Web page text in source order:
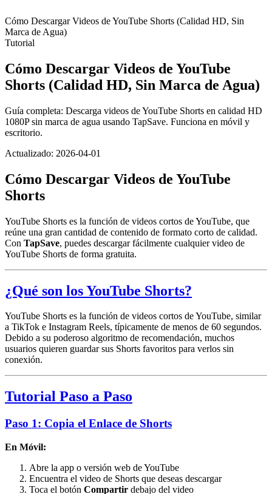
Cómo Descargar Videos de YouTube Shorts (Calidad HD, Sin
Marca de Agua)
Tutorial
Cómo Descargar Videos de YouTube
Shorts (Calidad HD, Sin Marca de Agua)
Guía completa: Descarga videos de YouTube Shorts en calidad HD
1080P sin marca de agua usando TapSave. Funciona en móvil y
escritorio.
Actualizado: 2026-04-01
Cómo Descargar Videos de YouTube
Shorts
YouTube Shorts es la función de videos cortos de YouTube, que
reúne una gran cantidad de contenido de formato corto de calidad.
Con TapSave, puedes descargar fácilmente cualquier video de
YouTube Shorts de forma gratuita.
¿Qué son los YouTube Shorts?
YouTube Shorts es la función de videos cortos de YouTube, similar
a TikTok e Instagram Reels, típicamente de menos de 60 segundos.
Debido a su poderoso algoritmo de recomendación, muchos
usuarios quieren guardar sus Shorts favoritos para verlos sin
conexión.
Tutorial Paso a Paso
Paso 1: Copia el Enlace de Shorts
En Móvil:
Abre la app o versión web de YouTube
Encuentra el video de Shorts que deseas descargar
Toca el botón Compartir debajo del video